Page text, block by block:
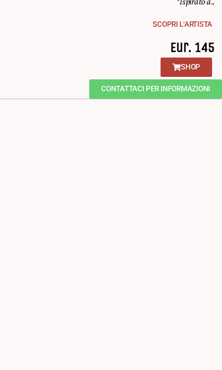
SCOPRI L'ARTISTA
Eur. 145
SHOP
CONTATTACI PER INFORMAZIONI